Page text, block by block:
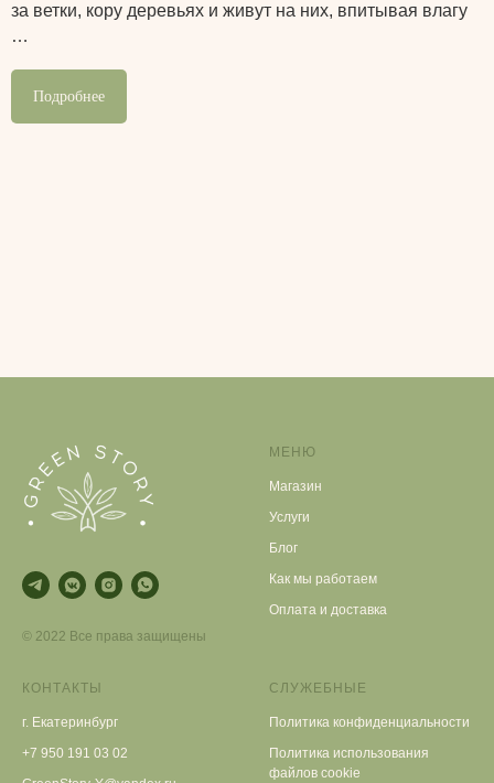
за ветки, кору деревьях и живут на них, впитывая влагу
…
Подробнее
© 2022 Все права защищены
МЕНЮ
Магазин
Услуги
Блог
Как мы работаем
Оплата и доставка
КОНТАКТЫ
г. Екатеринбург
+7 950 191 03 02
СЛУЖЕБНЫЕ
Политика конфиденциальности
Политика использования
файлов cookie